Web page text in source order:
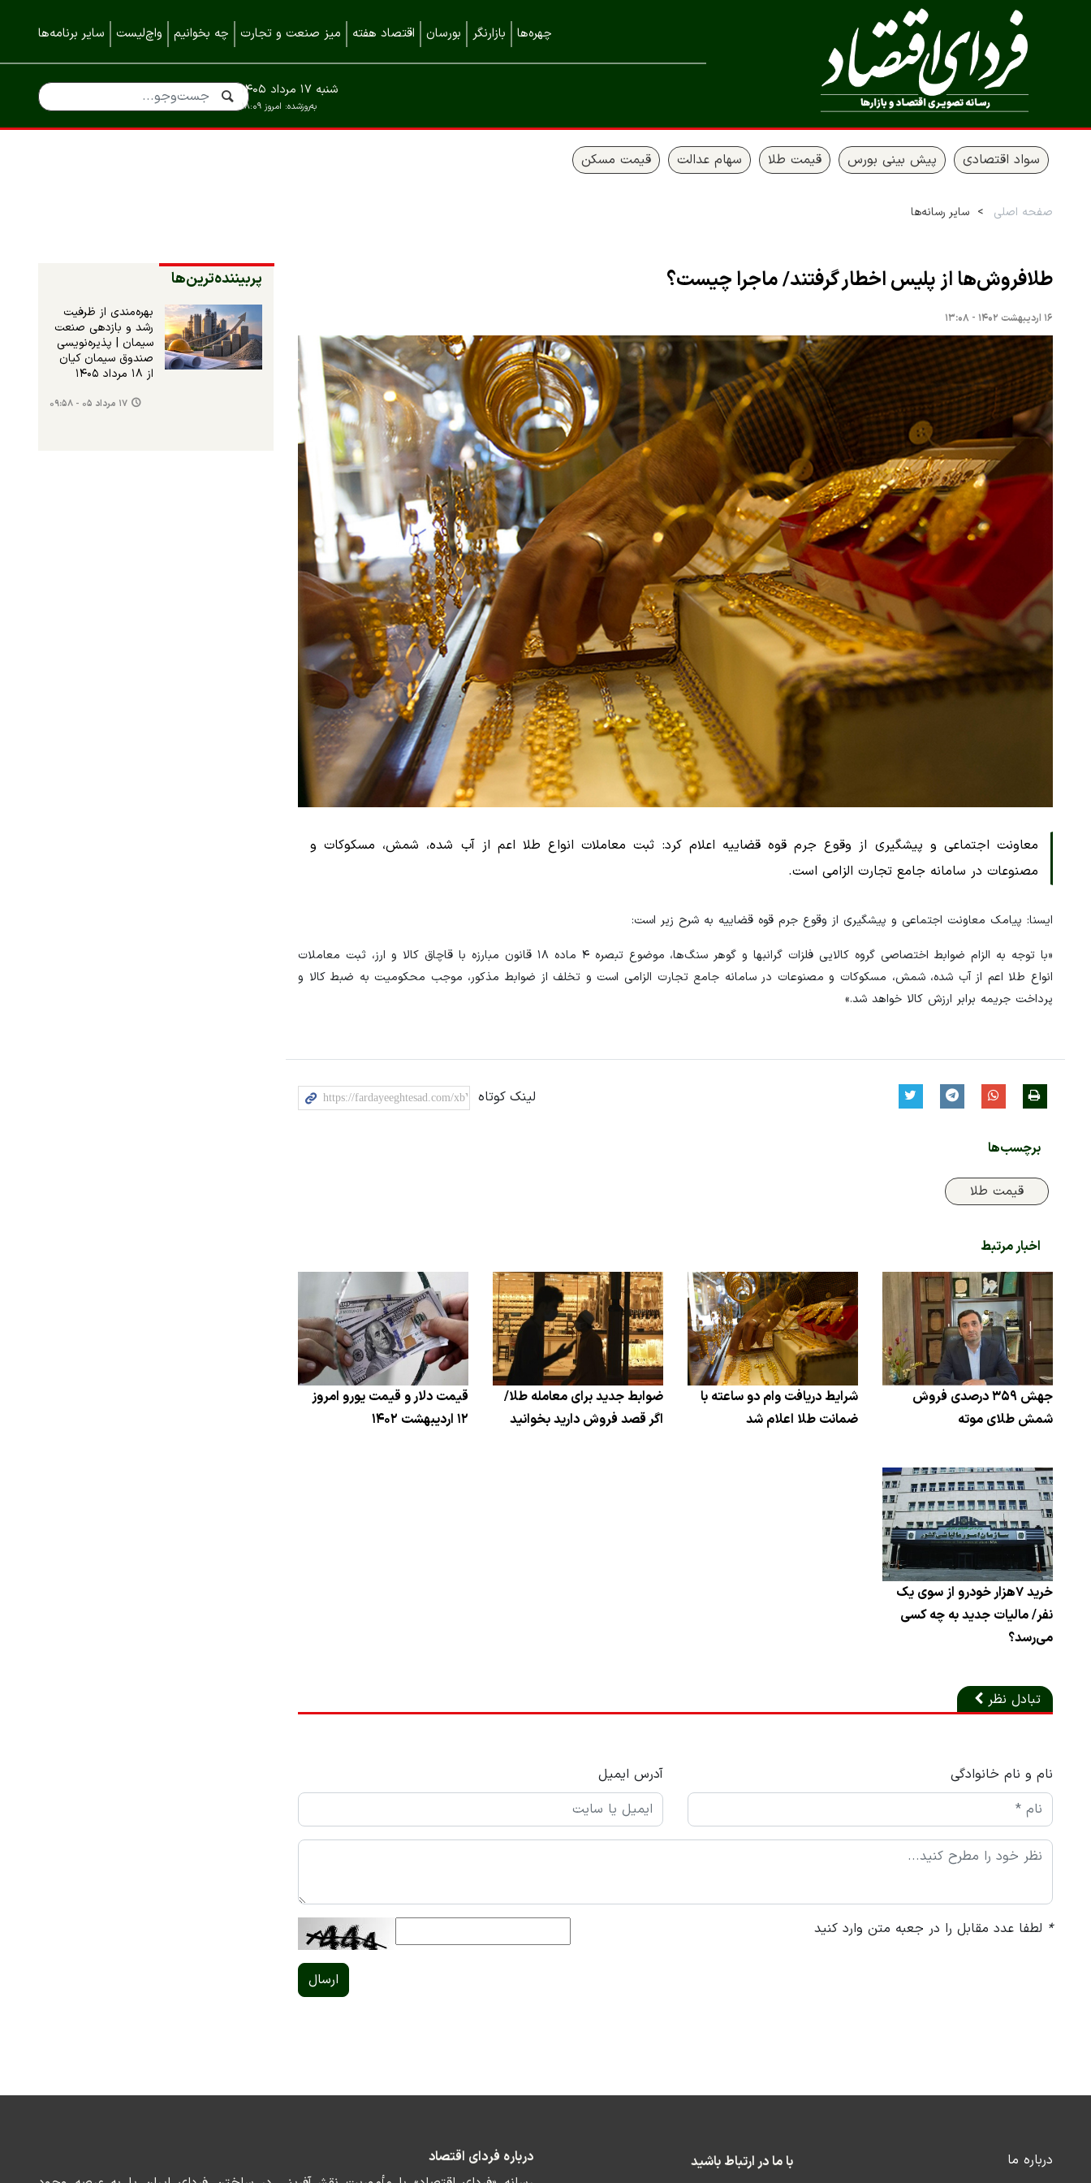
چهره‌ها بازارنگر بورسان اقتصاد هفته میز صنعت و تجارت چه بخوانیم واچ‌لیست سایر برنامه‌ها
به‌روزشده: امروز ۱۸:۰۹
شنبه ۱۷ مرداد ۱۴۰۵
سواد اقتصادی پیش بینی بورس قیمت طلا سهام عدالت قیمت مسکن
صفحه اصلی سایر رسانه‌ها
طلافروش‌ها از پلیس اخطار گرفتند/ ماجرا چیست؟
۱۶ اردیبهشت ۱۴۰۲ - ۱۳:۰۸
معاونت اجتماعی و پیشگیری از وقوع جرم قوه قضاییه اعلام کرد: ثبت معاملات انواع طلا اعم از آب شده، شمش، مسکوکات و
مصنوعات در سامانه جامع تجارت الزامی است.
ایسنا: پیامک معاونت اجتماعی و پیشگیری از وقوع جرم قوه قضاییه به شرح زیر است:
«با توجه به الزام ضوابط اختصاصی گروه کالایی فلزات گرانبها و گوهر سنگ‌ها، موضوع تبصره ۴ ماده ۱۸ قانون مبارزه با قاچاق کالا و ارز، ثبت معاملات
انواع طلا اعم از آب شده، شمش، مسکوکات و مصنوعات در سامانه جامع تجارت الزامی است و تخلف از ضوابط مذکور، موجب محکومیت به ضبط کالا و
پرداخت جریمه برابر ارزش کالا خواهد شد.»
لینک کوتاه
برچسب‌ها
قیمت طلا
اخبار مرتبط
جهش ۳۵۹ درصدی فروش
شمش طلای موته
شرایط دریافت وام دو ساعته با
ضمانت طلا اعلام شد
ضوابط جدید برای معامله طلا/
اگر قصد فروش دارید بخوانید
قیمت دلار و قیمت یورو امروز
۱۲ اردیبهشت ۱۴۰۲
خرید ۷هزار خودرو از سوی یک
نفر/ مالیات جدید به چه کسی
می‌رسد؟
تبادل نظر
نام و نام خانوادگی آدرس ایمیل
* لطفا عدد مقابل را در جعبه متن وارد کنید
ارسال
پربیننده‌ترین‌ها
بهره‌مندی از ظرفیت
رشد و بازدهی صنعت
سیمان | پذیره‌نویسی
صندوق سیمان کیان
از ۱۸ مرداد ۱۴۰۵
۱۷ مرداد ۰۵ - ۰۹:۵۸
درباره ما با ما در ارتباط باشید
درباره فردای اقتصاد